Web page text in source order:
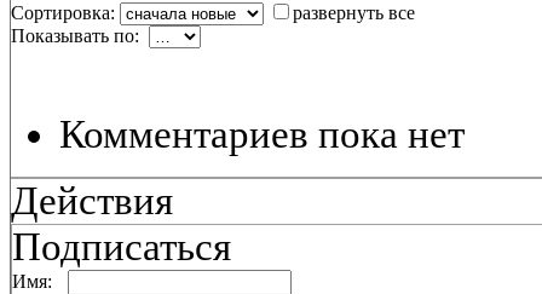
Сортировка:
развернуть все
Показывать по:
Комментариев пока нет
Действия
Подписаться
Имя: